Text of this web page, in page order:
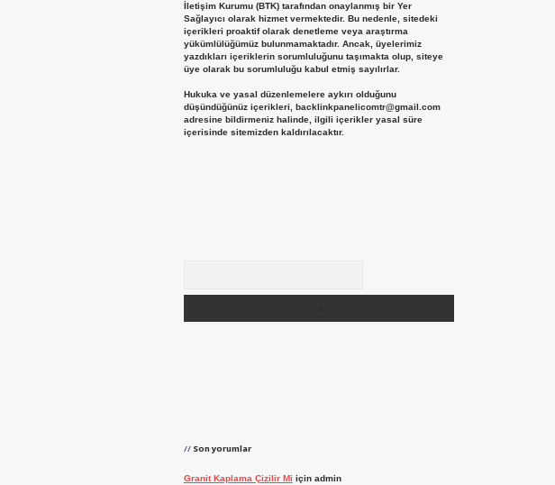
İletişim Kurumu (BTK) tarafından onaylanmış bir Yer
Sağlayıcı olarak hizmet vermektedir. Bu nedenle, sitedeki
içerikleri proaktif olarak denetleme veya araştırma
yükümlülüğümüz bulunmamaktadır. Ancak, üyelerimiz
yazdıkları içeriklerin sorumluluğunu taşımakta olup, siteye
üye olarak bu sorumluluğu kabul etmiş sayılırlar.
Hukuka ve yasal düzenlemelere aykırı olduğunu
düşündüğünüz içerikleri, backlinkpanelicomtr@gmail.com
adresine bildirmeniz halinde, ilgili içerikler yasal süre
içerisinde sitemizden kaldırılacaktır.
Son yorumlar
Granit Kaplama Çizilir Mi için admin